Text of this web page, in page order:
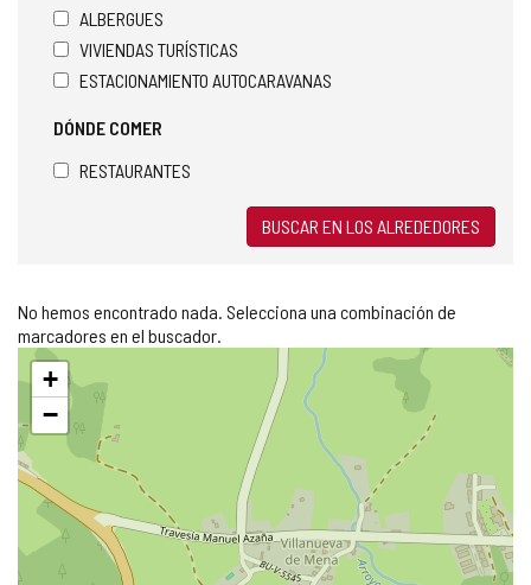
ALBERGUES
VIVIENDAS TURÍSTICAS
ESTACIONAMIENTO AUTOCARAVANAS
DÓNDE COMER
RESTAURANTES
BUSCAR EN LOS ALREDEDORES
No hemos encontrado nada. Selecciona una combinación de
marcadores en el buscador.
Saltar
mapa
+
−